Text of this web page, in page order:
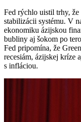
Fed rýchlo uistil trhy,
stabilizácii systému. V
ekonomiku ázijskou
bubliny aj šokom po
Fed pripomína, že
recesiám, ázijskej kríze
s infláciou.